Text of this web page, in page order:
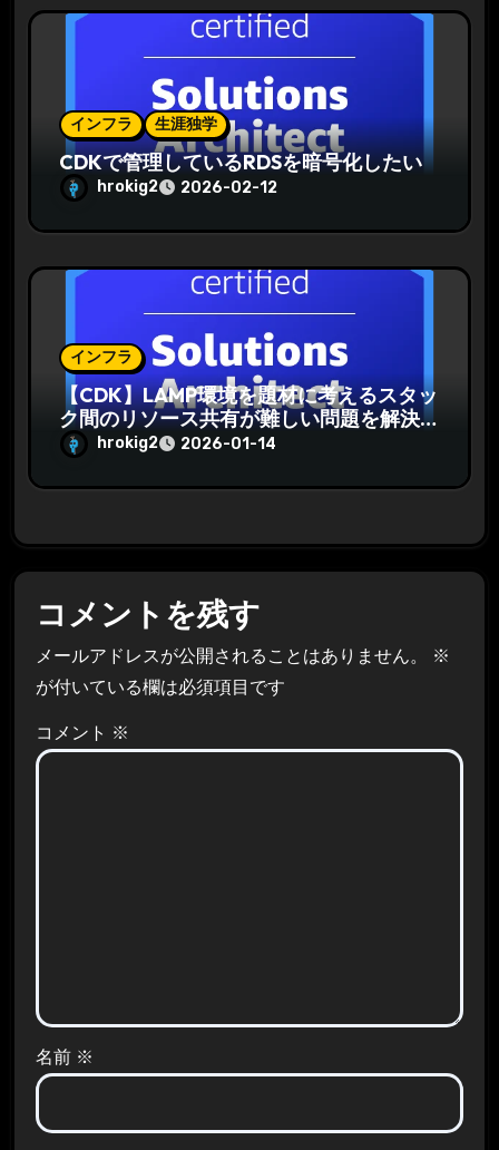
インフラ 生涯独学
CDKで管理しているRDSを暗号化したい
hrokig2 2026-02-12
インフラ
【CDK】LAMP環境を題材に考えるスタッ
ク間のリソース共有が難しい問題を解決
するhrokig2 2026-01-14
コメントを残す
メールアドレスが公開されることはありません。
※
が付いている欄は必須項目です
コメント ※
名前 ※